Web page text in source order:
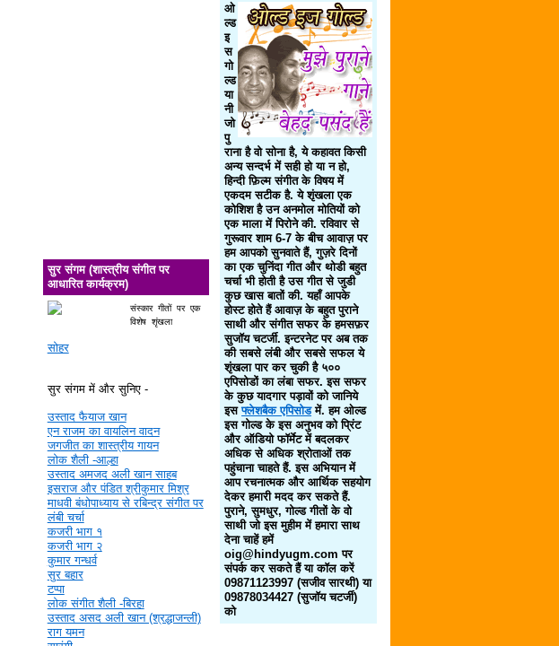
सुर संगम (शास्त्रीय संगीत पर
आधारित कार्यक्रम)
संस्कार गीतों पर एक
विशेष शृंखला
सोहर
सुर संगम में और सुनिए -
उस्ताद फैयाज खान
एन राजम का वायलिन वादन
जगजीत का शास्त्रीय गायन
लोक शैली -आल्हा
उस्ताद अमजद अली खान साहब
इसराज और पंडित श्रीकुमार मिश्र
माधवी बंधोपाध्याय से रबिन्द्र संगीत पर
लंबी चर्चा
कजरी भाग १
कजरी भाग २
कुमार गन्धर्व
सुर बहार
टप्पा
लोक संगीत शैली -बिरहा
उस्ताद असद अली खान (श्रद्धाजन्ली)
राग यमन
ओ
ल्ड
इ
स
गो
ल्ड
या
नी
जो
पु
राना है वो सोना है, ये कहावत किसी
अन्य सन्दर्भ में सही हो या न हो,
हिन्दी फ़िल्म संगीत के विषय में
एकदम सटीक है. ये शृंखला एक
कोशिश है उन अनमोल मोतियों को
एक माला में पिरोने की. रविवार से
गुरूवार शाम 6-7 के बीच आवाज़ पर
हम आपको सुनवाते हैं, गुज़रे दिनों
का एक चुनिंदा गीत और थोडी बहुत
चर्चा भी होती है उस गीत से जुडी
कुछ खास बातों की. यहाँ आपके
होस्ट होते हैं आवाज़ के बहुत पुराने
साथी और संगीत सफर के हमसफ़र
सुजॉय चटर्जी. इन्टरनेट पर अब तक
की सबसे लंबी और सबसे सफल ये
शृंखला पार कर चुकी है ५००
एपिसोडों का लंबा सफर. इस सफर
के कुछ यादगार पड़ावों को जानिये
इसफ्लेशबैक एपिसोडमें. हम ओल्ड
इस गोल्ड के इस अनुभव को प्रिंट
और ऑडियो फॉर्मेट में बदलकर
अधिक से अधिक श्रोताओं तक
पहुंचाना चाहते हैं. इस अभियान में
आप रचनात्मक और आर्थिक सहयोग
देकर हमारी मदद कर सकते हैं.
पुराने, सुमधुर, गोल्ड गीतों के वो
साथी जो इस मुहीम में हमारा साथ
देना चाहें हमें
oig@hindyugm.com पर
संपर्क कर सकते हैं या कॉल करें
09871123997 (सजीव सारथी) या
09878034427 (सुजॉय चटर्जी)
को